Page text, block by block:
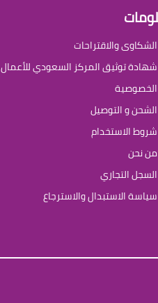
الشكاوى والاقتراحات
شهادة توثيق المركز السعودي للأعمال
الخصوصية
الشحن و التوصيل
شروط الاستخدام
من نحن
السجل التجاري
سياسة الاستبدال والاسترجاع